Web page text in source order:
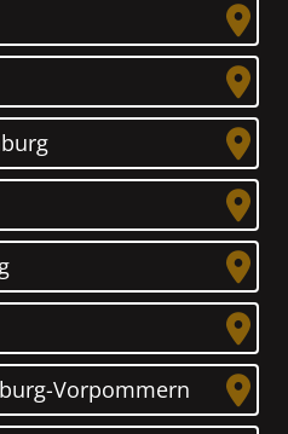
Vorpommern